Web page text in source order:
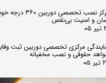
مرکز نصب
و امنیت بی‌نقص
مرکزی تخصصی دوربین ثبت
حقوقی و نصب مخفیانه